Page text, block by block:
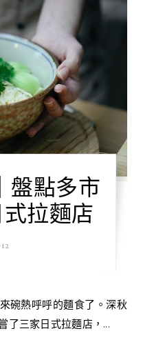
盤點多市
拉麵店
了三家日式拉麵店，...